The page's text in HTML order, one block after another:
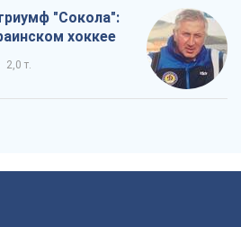
"Сокола":
хоккее
2,0 т.